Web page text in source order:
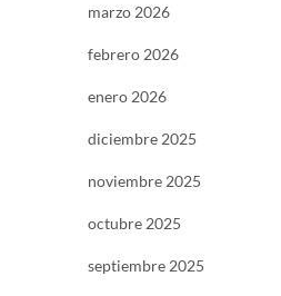
marzo 2026
febrero 2026
enero 2026
diciembre 2025
noviembre 2025
octubre 2025
septiembre 2025